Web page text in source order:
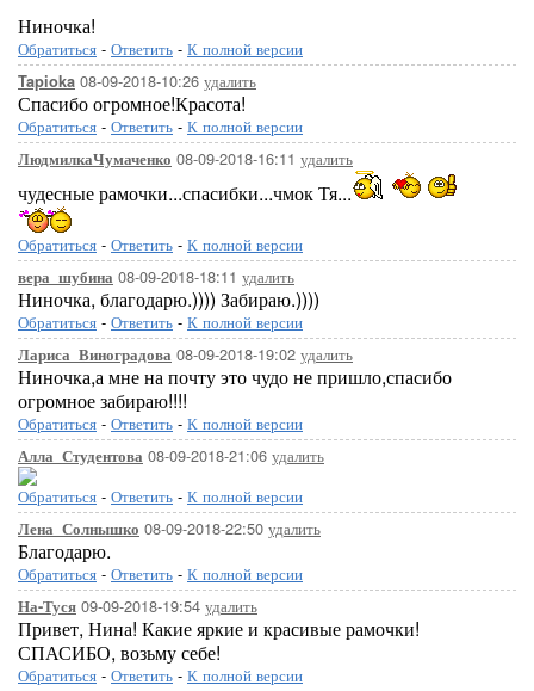
Ниночка!
Обратиться - Ответить - К полной версии
Tapioka 08-09-2018-10:26 удалить
Спасибо огромное!Красота!
Обратиться - Ответить - К полной версии
ЛюдмилкаЧумаченко 08-09-2018-16:11 удалить
чудесные рамочки...спасибки...чмок Тя...
Обратиться - Ответить - К полной версии
вера_шубина 08-09-2018-18:11 удалить
Ниночка, благодарю.)))) Забираю.))))
Обратиться - Ответить - К полной версии
Лариса_Виноградова 08-09-2018-19:02 удалить
Ниночка,а мне на почту это чудо не пришло,спасибо
огромное забираю!!!!
Обратиться - Ответить - К полной версии
Алла_Студентова 08-09-2018-21:06 удалить
Обратиться - Ответить - К полной версии
Лена_Солнышко 08-09-2018-22:50 удалить
Благодарю.
Обратиться - Ответить - К полной версии
На-Туся 09-09-2018-19:54 удалить
Привет, Нина! Какие яркие и красивые рамочки!
СПАСИБО, возьму себе!
Обратиться - Ответить - К полной версии